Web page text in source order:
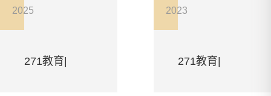
2025年教 2025年教
2025
271教育|
2023
271教育|